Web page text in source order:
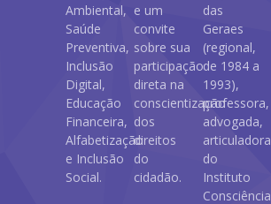
Ambiental,
Saúde
Preventiva,
Inclusão
Digital,
Educação
Financeira,
Alfabetização
e Inclusão
Social.
e um
convite
sobre sua
participação
direta na
conscientização
dos
direitos
do
cidadão.
das
Geraes
(regional,
de 1984 a
1993),
professora,
advogada,
articuladora
do
Instituto
Consciência